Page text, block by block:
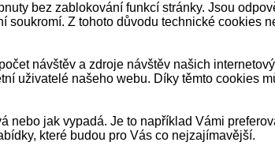
bez zablokování funkcí stránky. Jsou
Z tohoto důvodu technické cookies
návštěv a zdroje návštěv našich
uživatelé našeho webu. Díky těmto cookies
nebo jak vypadá. Je to například Vámi
které budou pro Vás co nejzajímavější.